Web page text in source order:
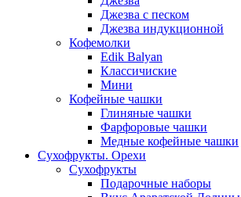
Джезва с песком
Джезва индукционной
Кофемолки
Edik Balyan
Классичиские
Мини
Кофейные чашки
Глиняные чашки
Фарфоровые чашки
Медные кофейные чашки
Сухофрукты. Орехи
Сухофрукты
Подарочные наборы